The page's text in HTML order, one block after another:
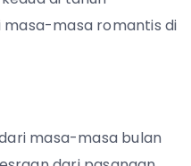
masa romantis di
masa-masa bulan